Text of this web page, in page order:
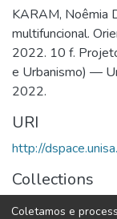
KARAM, Noêmia
multifuncional.
2022. 10 f.
e Urbanismo) —
2022.
URI
http://
Collections
Arquitetura &
Coletamos e